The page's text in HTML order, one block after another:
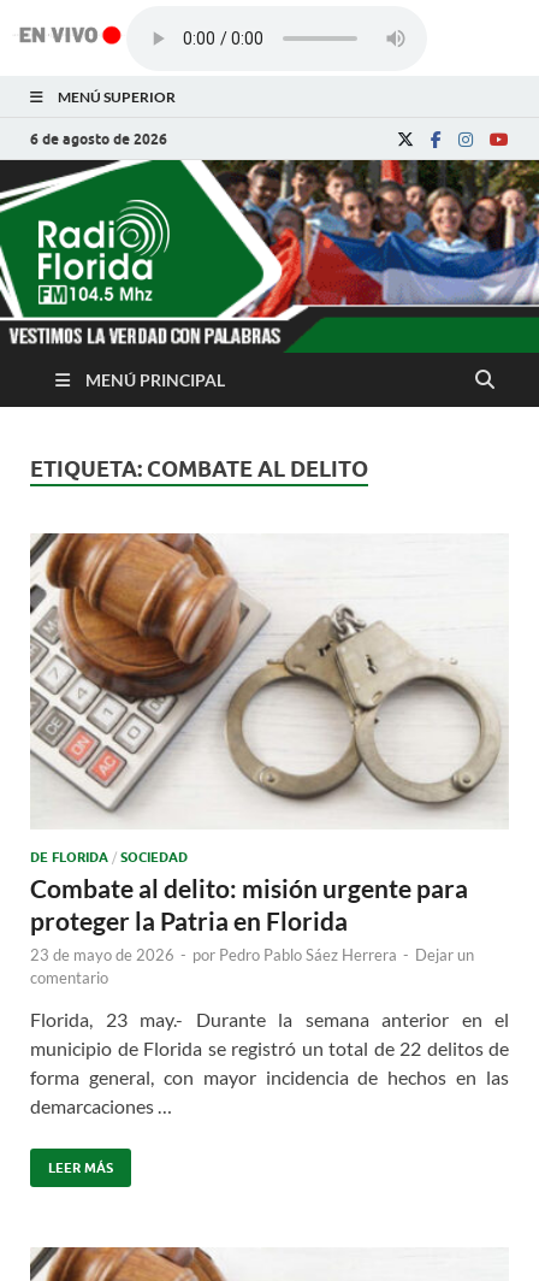
MENÚ SUPERIOR
6 de agosto de 2026
Radio Florida de
Cuba
Noticias y Actualidades de Florida, Camagüey,
MENÚ PRINCIPAL
ETIQUETA: COMBATE AL DELITO
DE FLORIDA / SOCIEDAD
Combate al delito: misión urgente para
proteger la Patria en Florida
23 de mayo de 2026 - por Pedro Pablo Sáez Herrera - Dejar un
comentario
Florida, 23 may.- Durante la semana anterior en el
municipio de Florida se registró un total de 22 delitos de
forma general, con mayor incidencia de hechos en las
demarcaciones …
LEER MÁS